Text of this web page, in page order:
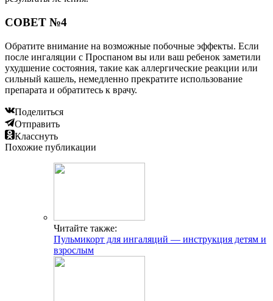
СОВЕТ №4
Обратите внимание на возможные побочные эффекты. Если
после ингаляции с Проспаном вы или ваш ребенок заметили
ухудшение состояния, такие как аллергические реакции или
сильный кашель, немедленно прекратите использование
препарата и обратитесь к врачу.
Поделиться
Отправить
Класснуть
Похожие публикации
Читайте также:
Пульмикорт для ингаляций — инструкция детям и
взрослым